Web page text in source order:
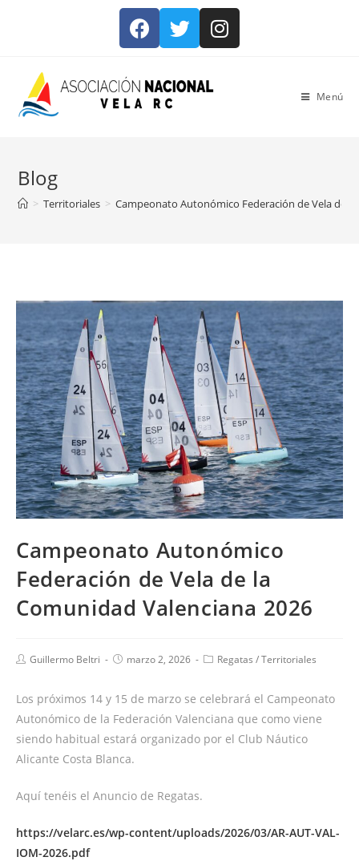
Menú
Blog
> Territoriales > Campeonato Autonómico Federación de Vela de
Campeonato Autonómico
Federación de Vela de la
Comunidad Valenciana 2026
Guillermo Beltri marzo 2, 2026 Regatas /Territoriales
Los próximos 14 y 15 de marzo se celebrará el Campeonato
Autonómico de la Federación Valenciana que como viene
siendo habitual estará organizado por el Club Náutico
Alicante Costa Blanca.
Aquí tenéis el Anuncio de Regatas.
https://velarc.es/wp-content/uploads/2026/03/AR-AUT-VAL-
IOM-2026.pdf